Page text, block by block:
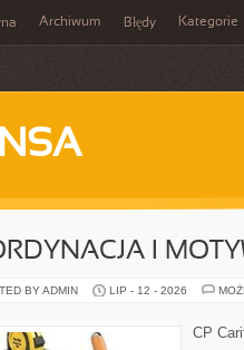
Archiwum Błędy Kategorie
I
BY ADMIN LIP - 12 - 2026
CP